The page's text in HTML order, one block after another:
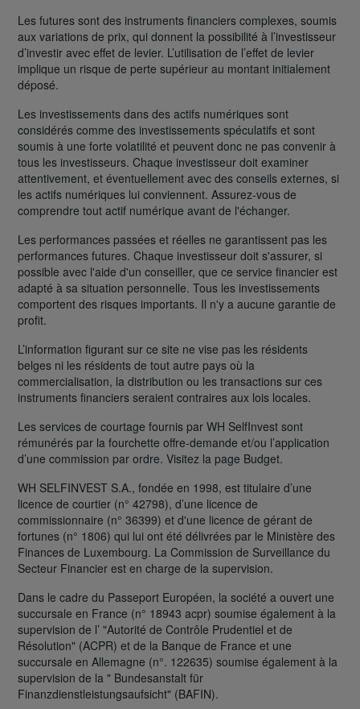
Les futures sont des instruments financiers complexes, soumis
aux variations de prix, qui donnent la possibilité à l’investisseur
d’investir avec effet de levier. L’utilisation de l’effet de levier
implique un risque de perte supérieur au montant initialement
déposé.
Les investissements dans des actifs numériques sont
considérés comme des investissements spéculatifs et sont
soumis à une forte volatilité et peuvent donc ne pas convenir à
tous les investisseurs. Chaque investisseur doit examiner
attentivement, et éventuellement avec des conseils externes, si
les actifs numériques lui conviennent. Assurez-vous de
comprendre tout actif numérique avant de l'échanger.
Les performances passées et réelles ne garantissent pas les
performances futures. Chaque investisseur doit s'assurer, si
possible avec l'aide d'un conseiller, que ce service financier est
adapté à sa situation personnelle. Tous les investissements
comportent des risques importants. Il n'y a aucune garantie de
profit.
L’information figurant sur ce site ne vise pas les résidents
belges ni les résidents de tout autre pays où la
commercialisation, la distribution ou les transactions sur ces
instruments financiers seraient contraires aux lois locales.
Les services de courtage fournis par WH SelfInvest sont
rémunérés par la fourchette offre-demande et/ou l’application
d’une commission par ordre. Visitez la page Budget.
WH SELFINVEST S.A., fondée en 1998, est titulaire d’une
licence de courtier (n° 42798), d’une licence de
commissionnaire (n° 36399) et d'une licence de gérant de
fortunes (n° 1806) qui lui ont été délivrées par le Ministère des
Finances de Luxembourg. La Commission de Surveillance du
Secteur Financier est en charge de la supervision.
Dans le cadre du Passeport Européen, la société a ouvert une
succursale en France (n° 18943 acpr) soumise également à la
supervision de l’ "Autorité de Contrôle Prudentiel et de
Résolution" (ACPR) et de la Banque de France et une
succursale en Allemagne (n°. 122635) soumise également à la
supervision de la " Bundesanstalt für
Finanzdienstleistungsaufsicht" (BAFIN).